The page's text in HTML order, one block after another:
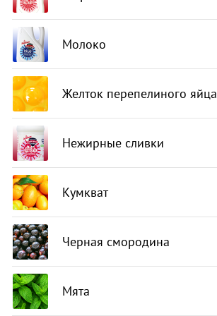
Молоко
Желток перепелиного яйца
Нежирные сливки
Кумкват
Черная смородина
Мята